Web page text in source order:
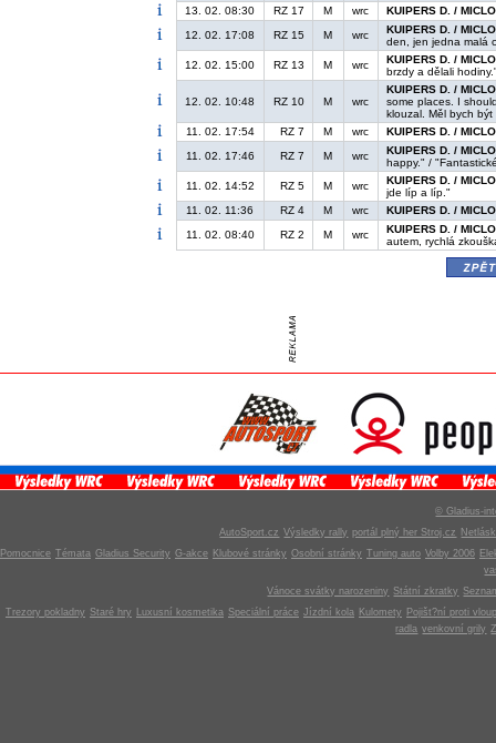
13. 02. 08:30
RZ 17 M wrc
KUIPERS D. /
12. 02. 17:08
RZ 15 M wrc
KUIPERS D. /
den, jen jedna malá
12. 02. 15:00
RZ 13 M wrc
KUIPERS D. /
brzdy a dělali
12. 02. 10:48 RZ 10 M wrc
KUIPERS D. /
some places. I
klouzal. Měl bych být
11. 02. 17:54
RZ 7 M wrc
KUIPERS D. /
11. 02. 17:46
RZ 7 M wrc
KUIPERS D. /
happy." /
11. 02. 14:52
RZ 5 M wrc
KUIPERS D. /
jde líp a líp."
11. 02. 11:36
RZ 4 M wrc
KUIPERS D. /
11. 02. 08:40
RZ 2 M wrc
KUIPERS D. /
autem, rychlá
© Gladius-
AutoSport.cz Výsledky rally portál plný her Stroj.cz
Pomocnice Témata Gladius Security G-akce Klubové stránky Osobní stránky Tuning auto Volby 2006
Vánoce svátky narozeniny Státní zkratky
Trezory pokladny Staré hry Luxusní kosmetika Speciální práce Jízdní kola Kulomety
Pojišt?ní proti
radla venkovní grily